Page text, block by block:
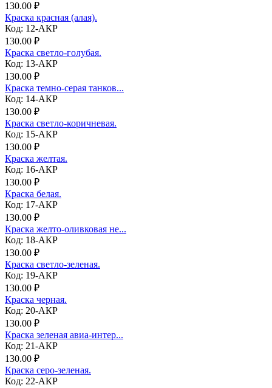
130.00 ₽
Краска красная (алая).
Код: 12-АКР
130.00 ₽
Краска светло-голубая.
Код: 13-АКР
130.00 ₽
Краска темно-серая танков...
Код: 14-АКР
130.00 ₽
Краска светло-коричневая.
Код: 15-АКР
130.00 ₽
Краска желтая.
Код: 16-АКР
130.00 ₽
Краска белая.
Код: 17-АКР
130.00 ₽
Краска желто-оливковая не...
Код: 18-АКР
130.00 ₽
Краска светло-зеленая.
Код: 19-АКР
130.00 ₽
Краска черная.
Код: 20-АКР
130.00 ₽
Краска зеленая авиа-интер...
Код: 21-АКР
130.00 ₽
Краска серо-зеленая.
Код: 22-АКР